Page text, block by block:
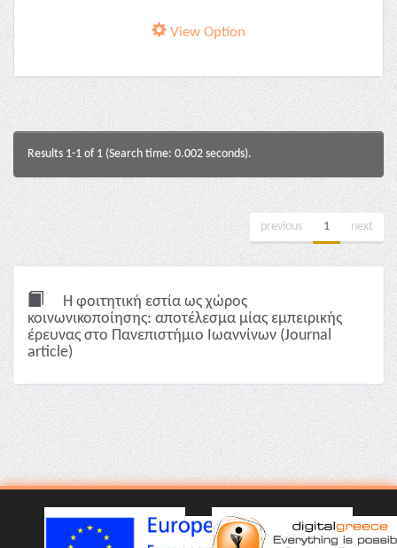
View Option
Results 1-1 of 1 (Search time: 0.002 seconds).
previous 1 next
Η φοιτητική εστία ως χώρος
κοινωνικοποίησης: αποτέλεσμα μίας εμπειρικής
έρευνας στο Πανεπιστήμιο Ιωαννίνων (Journal
article)